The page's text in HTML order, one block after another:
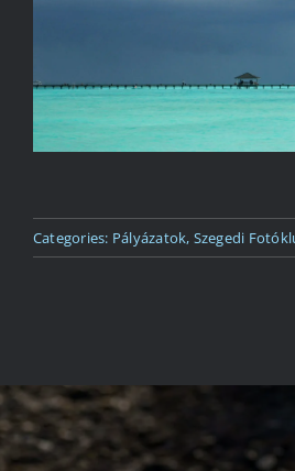
Categories: Pályázatok, Szegedi